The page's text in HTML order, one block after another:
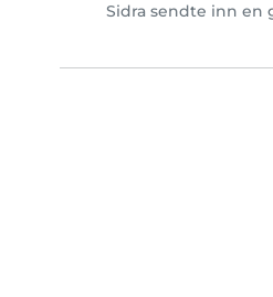
Sidra sendte inn en